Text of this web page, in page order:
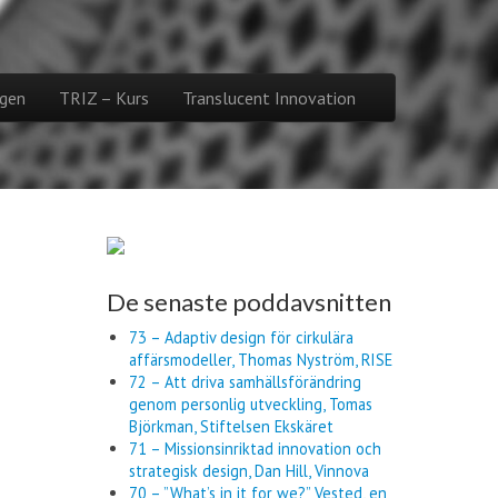
TRIZ – Kurs Translucent Innovation
De senaste poddavsnitten
73 – Adaptiv design för cirkulära
affärsmodeller, Thomas Nyström, RISE
72 – Att driva samhällsförändring
genom personlig utveckling, Tomas
Björkman, Stiftelsen Ekskäret
71 – Missionsinriktad innovation och
strategisk design, Dan Hill, Vinnova
70 – ”What’s in it for we?” Vested, en